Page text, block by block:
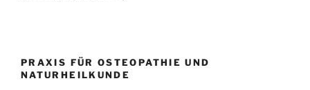
PRAXIS FÜR OSTEOPATHIE UND
NATURHEILKUNDE